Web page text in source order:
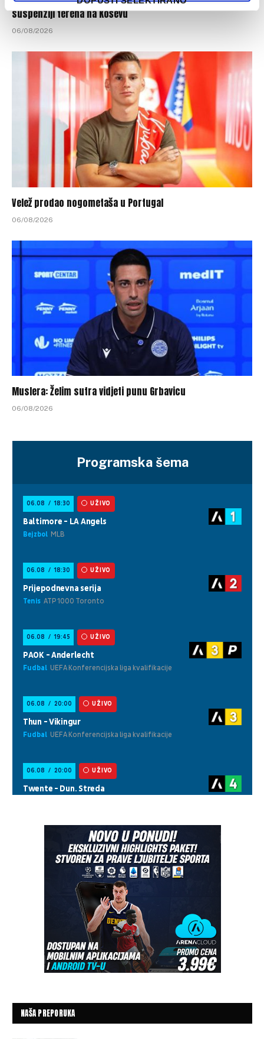
suspenziji terena na Koševu
06/08/2026
Velež prodao nogometaša u Portugal
06/08/2026
Muslera: Želim sutra vidjeti punu Grbavicu
06/08/2026
Programska šema
NAŠA PREPORUKA